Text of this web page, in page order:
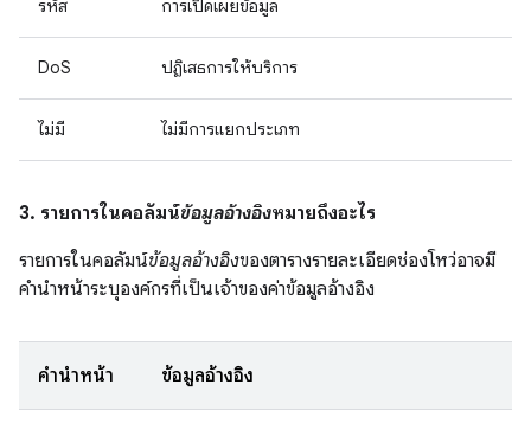
รหัส การเปิดเผยข้อมูล
DoS ปฏิเสธการให้บริการ
ไม่มี ไม่มีการแยกประเภท
3. รายการในคอลัมน์ข้อมูลอ้างอิงหมายถึงอะไร
รายการในคอลัมน์ข้อมูลอ้างอิงของตารางรายละเอียดช่องโหว่อาจมี
คำนำหน้าระบุองค์กรที่เป็นเจ้าของค่าข้อมูลอ้างอิง
คำนำหน้า ข้อมูลอ้างอิง